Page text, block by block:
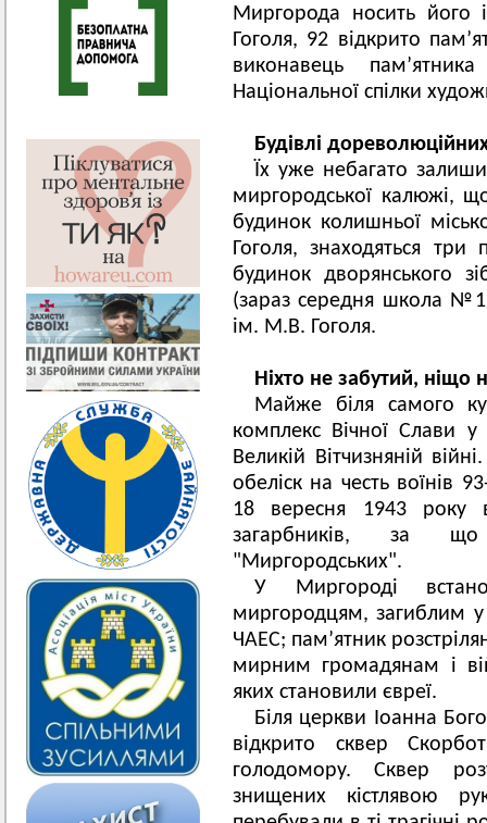
Миргорода носить його
Гоголя, 92 відкрито
виконавець
Національної спілки
Будівлі
Їх уже небагато
миргородської калюжі,
будинок колишньої
Гоголя, знаходяться три
будинок дворянського
(зараз середня школа
ім. М.В. Гоголя.
Ніхто не забутий, ніщо
Майже біля самого
комплекс Вічної Слави у
Великій Вітчизняній
обеліск на честь воїнів
18 вересня 1943 року
загарбників, за
"Миргородських".
У Миргороді
миргородцям, загиблим у
ЧАЕС; пам’ятник
мирним громадянам і
яких становили євреї.
Біля церкви Іоанна
відкрито сквер
голодомору. Сквер
знищених кістлявою